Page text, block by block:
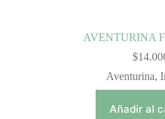
AVENTURINA
$
Aventurina,
Añadir al